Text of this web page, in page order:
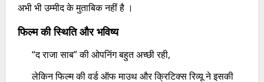
अभी भी उम्मीद के मुताबिक नहीं है ।
फिल्म की स्थिति और भविष्य
“द राजा साब” की ओपनिंग बहुत अच्छी रही,
लेकिन फिल्म की वर्ड ऑफ माउथ और क्रिटिक्स रिव्यू ने इसकी